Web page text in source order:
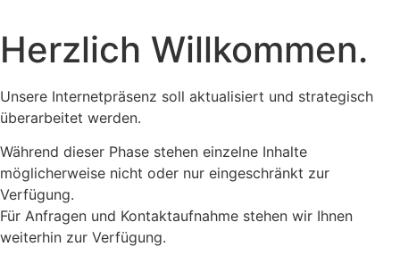
Herzlich Willkommen.
Unsere Internetpräsenz soll aktualisiert und strategisch
überarbeitet werden.
Während dieser Phase stehen einzelne Inhalte
möglicherweise nicht oder nur eingeschränkt zur
Verfügung.
Für Anfragen und Kontaktaufnahme stehen wir Ihnen
weiterhin zur Verfügung.